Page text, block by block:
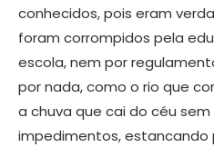
conhecidos, pois eram
foram corrompidos pela
escola, nem por
por nada, como o rio que
a chuva que cai do céu
impedimentos, estancando